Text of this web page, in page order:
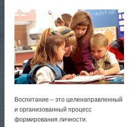
Воспитание – это целенаправленный
и организованный процесс
формирования личности.